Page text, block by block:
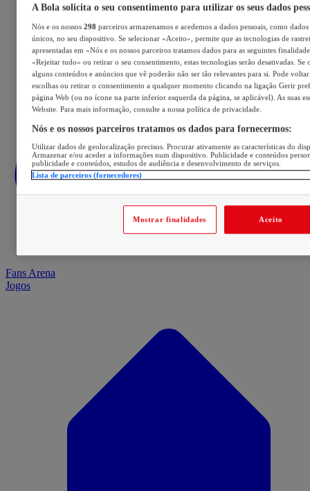
Fans Arena
Jogos
A Bola solicita o seu consentimento para utilizar os seus dados
Nós e os nossos 298 parceiros armazenamos e acedemos a dados pessoais, como
únicos, no seu dispositivo. Se selecionar «Aceito», permite que as tecnologias de
apresentadas em «Nós e os nossos parceiros tratamos dados para as seguintes
«Rejeitar tudo» ou retirar o seu consentimento, estas tecnologias serão desativadas. Se
alguns conteúdos e anúncios que vê poderão não ser tão relevantes para si. Pode voltar
escolhas ou retirar o consentimento a qualquer momento clicando na ligação Gerir
página Web (ou no ícone na parte inferior esquerda da página, se aplicável). As suas
Website. Para mais informação, consulte a nossa política de privacidade.
Nós e os nossos parceiros tratamos os dados para fornecermos:
Utilizar dados de geolocalização precisos. Procurar ativamente as características do
Armazenar e/ou aceder a informações num dispositivo. Publicidade e conteúdos
publicidade e conteúdos, estudos de audiência e desenvolvimento de serviços.
Lista de parceiros (fornecedores)
Mostrar finalidades Aceito